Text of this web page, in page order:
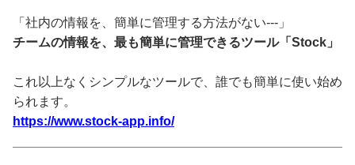
「社内の情報を、簡単に管理する方法がない---」
チームの情報を、最も簡単に管理できるツール「Stock」
これ以上なくシンプルなツールで、誰でも簡単に使い始め
られます。
https://www.stock-app.info/